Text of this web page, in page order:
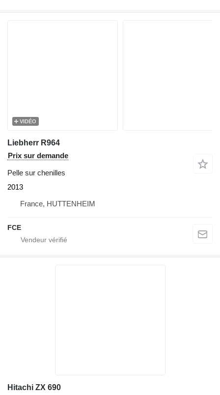
VIDÉO
Liebherr R964
Prix sur demande
Pelle sur chenilles
2013
France, HUTTENHEIM
FCE
Hitachi ZX 690